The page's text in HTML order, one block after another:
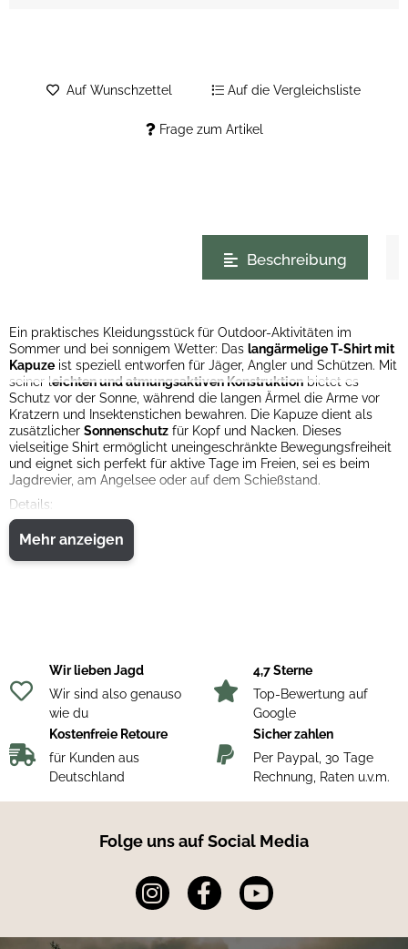
Frage zum Artikel
Auf Wunschzettel Auf die Vergleichsliste
Beschreibung
Ein praktisches Kleidungsstück für Outdoor-Aktivitäten im
Sommer und bei sonnigem Wetter: Das langärmelige T-Shirt mit
Kapuze ist speziell entworfen für Jäger, Angler und Schützen. Mit
seiner leichten und atmungsaktiven Konstruktion bietet es
Schutz vor der Sonne, während die langen Ärmel die Arme vor
Kratzern und Insektenstichen bewahren. Die Kapuze dient als
zusätzlicher Sonnenschutz für Kopf und Nacken. Dieses
vielseitige Shirt ermöglicht uneingeschränkte Bewegungsfreiheit
und eignet sich perfekt für aktive Tage im Freien, sei es beim
Jagdrevier, am Angelsee oder auf dem Schießstand.
Details:
UV-Schutz UPF 50+
Elastisches und ultraleichtes Gewebe
Lange Ärmel
Mehr anzeigen
Wir lieben Jagd
Wir sind also genauso
wie du
4,7 Sterne
Top-Bewertung auf
Google
Kostenfreie Retoure
für Kunden aus
Deutschland
Sicher zahlen
Per Paypal, 30 Tage
Rechnung, Raten u.v.m.
Folge uns auf Social Media